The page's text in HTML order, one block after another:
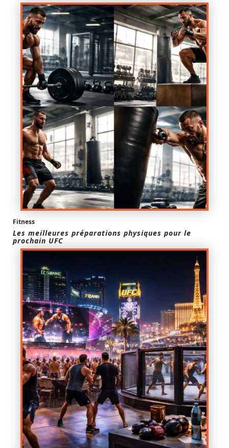
Fitness
Les meilleures préparations physiques pour le
prochain UFC